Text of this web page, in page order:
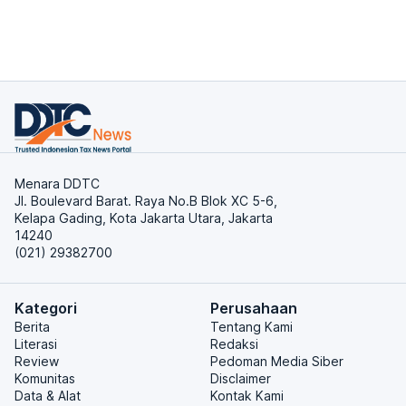
Menara DDTC
Jl. Boulevard Barat. Raya No.B Blok XC 5-6,
Kelapa Gading, Kota Jakarta Utara, Jakarta
14240
(021) 29382700
Kategori
Berita
Literasi
Review
Komunitas
Data & Alat
Perusahaan
Tentang Kami
Redaksi
Pedoman Media Siber
Disclaimer
Kontak Kami